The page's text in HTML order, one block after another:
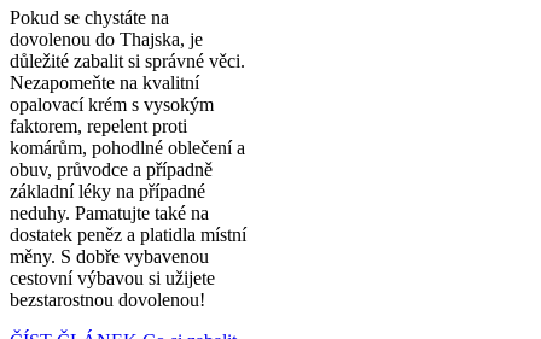
Pokud se chystáte na
dovolenou do Thajska, je
důležité zabalit si správné věci.
Nezapomeňte na kvalitní
opalovací krém s vysokým
faktorem, repelent proti
komárům, pohodlné oblečení a
obuv, průvodce a případně
základní léky na případné
neduhy. Pamatujte také na
dostatek peněz a platidla místní
měny. S dobře vybavenou
cestovní výbavou si užijete
bezstarostnou dovolenou!